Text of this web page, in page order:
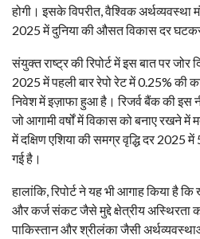
होगी। इसके विपरीत, वैश्विक
2025 में दुनिया की औसत विकास दर
संयुक्त राष्ट्र की रिपोर्ट में इस बात पर जोर
2025 में पहली बार रेपो रेट में 0.25% की
निवेश में इज़ाफा हुआ है। रिजर्व बैंक की इस
जो आगामी वर्षों में विकास को बनाए रखने में
में दक्षिण एशिया की समग्र वृद्धि दर 2025
गई है।
हालांकि, रिपोर्ट ने यह भी आगाह किया है
और कर्ज संकट जैसे मुद्दे क्षेत्रीय अस्थिरता
पाकिस्तान और श्रीलंका जैसी